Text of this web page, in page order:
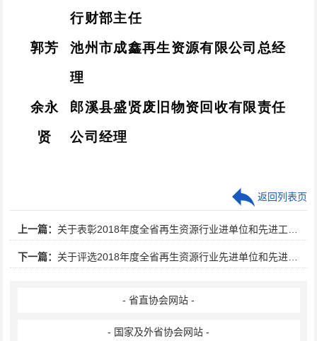
行财部主任
郭芳
池州市成鑫再生资源有限公司总经
理
余永
贤
郎溪县盛贤废旧物资回收有限责任
公司经理
上一篇： 关于表彰2018年度全省再生资源行业进单位和先进工作者的通告
下一篇： 关于评选2018年度全省再生资源行业先进单位和先进工作者的通知
返回列表页
- 省直协会网站 -
- 国家及外省协会网站 -